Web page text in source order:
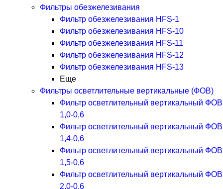
Фильтры обезжелезивания
Фильтр обезжелезивания HFS-1
Фильтр обезжелезивания HFS-10
Фильтр обезжелезивания HFS-11
Фильтр обезжелезивания HFS-12
Фильтр обезжелезивания HFS-13
Еще
Фильтры осветлительные вертикальные (ФОВ)
Фильтр осветлительный вертикальный ФОВ
1,0-0,6
Фильтр осветлительный вертикальный ФОВ
1,4-0,6
Фильтр осветлительный вертикальный ФОВ
1,5-0,6
Фильтр осветлительный вертикальный ФОВ
2,0-0,6